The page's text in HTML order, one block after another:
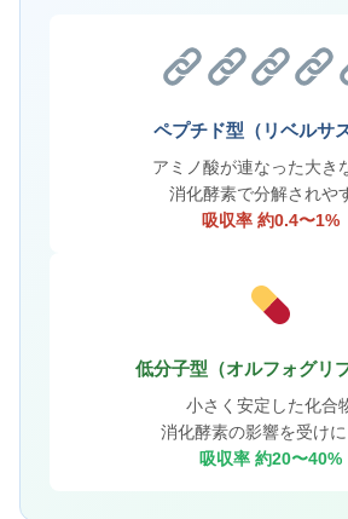
ペプチド型（リベルサス
アミノ酸が連なった大き
消化酵素で分解されや
吸収率 約0.4〜1%
低分子型（オルフォグリ
小さく安定した化合
消化酵素の影響を受け
吸収率 約20〜40%